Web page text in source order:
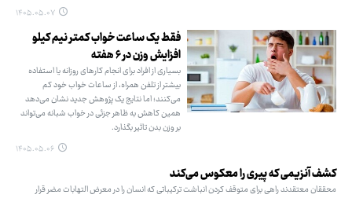
۱۴۰۵.۰۵.۰۷
فقط یک ساعت خواب کمتر نیم کیلو
افزایش وزن در ۶ هفته
بسیاری از افراد برای انجام کارهای روزانه یا استفاده
بیشتر از تلفن همراه، از ساعات خواب خود کم
می‌کنند؛ اما نتایج یک پژوهش جدید نشان می‌دهد
همین کاهش به ظاهر جزئی در خواب شبانه می‌تواند
بر وزن بدن تاثیر بگذارد.
۱۴۰۵.۰۵.۰۶
کشف آنزیمی که پیری را معکوس می‌کند
محققان معتقدند راهی برای متوقف کردن انباشت ترکیباتی که انسان را در معرض التهابات مضر قرار